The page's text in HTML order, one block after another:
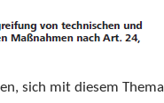
sich mit diesem